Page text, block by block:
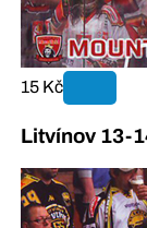
15 Kč
Litvínov 13-